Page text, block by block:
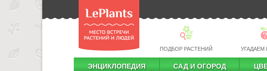
ПОДБОР РАСТЕНИЙ УГАДАЕМ
ЭНЦИКЛОПЕДИЯ САД И ОГОРОД